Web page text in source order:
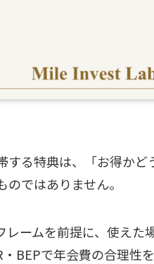
る特典は、「お得かど
ではありません。
レームを前提に、使えた
BEPで年会費の合理性